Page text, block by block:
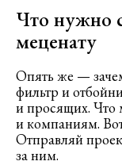
Что нужно
меценату
Опять же —
фильтр и
и просящих. Что
и компаниям.
Отправляй
за ним.